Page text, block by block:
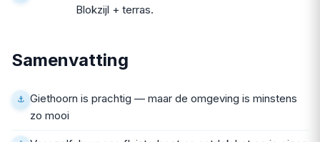
Blokzijl + terras.
Samenvatting
Giethoorn is prachtig — maar de omgeving is minstens
zo mooi